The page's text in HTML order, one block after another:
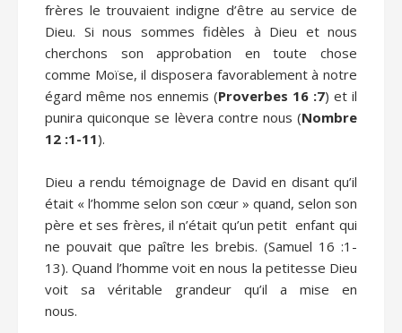
frères le trouvaient indigne d’être au service de
Dieu. Si nous sommes fidèles à Dieu et nous
cherchons son approbation en toute chose
comme Moïse, il disposera favorablement à notre
égard même nos ennemis (Proverbes 16 :7) et il
punira quiconque se lèvera contre nous (Nombre
12 :1-11).
Dieu a rendu témoignage de David en disant qu’il
était « l’homme selon son cœur » quand, selon son
père et ses frères, il n’était qu’un petit enfant qui
ne pouvait que paître les brebis. (Samuel 16 :1-
13). Quand l’homme voit en nous la petitesse Dieu
voit sa véritable grandeur qu’il a mise en